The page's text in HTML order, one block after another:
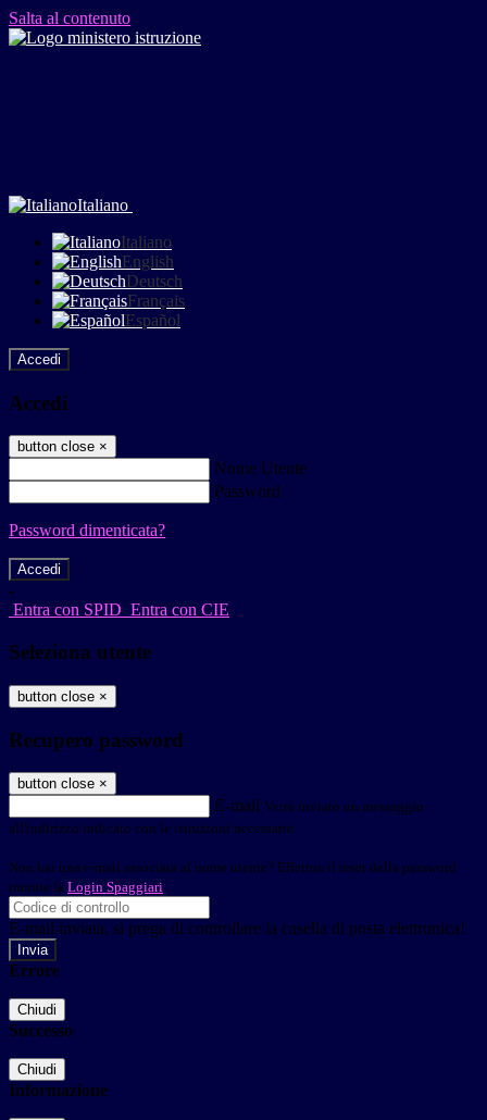
Salta al contenuto
Italiano
Italiano
English
Deutsch
Français
Español
Accedi
Accedi
button close ×
Nome Utente
Password
Password dimenticata?
-
Entra con SPID Entra con CIE
Seleziona utente
button close ×
Recupero password
button close ×
E-mail Verrà inviato un messaggio
all'indirizzo indicato con le istruzioni necessarie.
Non hai una e-mail associata al nome utente? Effettua il reset della password
tramite la Login Spaggiari
E-mail inviata, si prega di controllare la casella di posta elettronica!
Errore
Chiudi
Successo
Chiudi
Informazione